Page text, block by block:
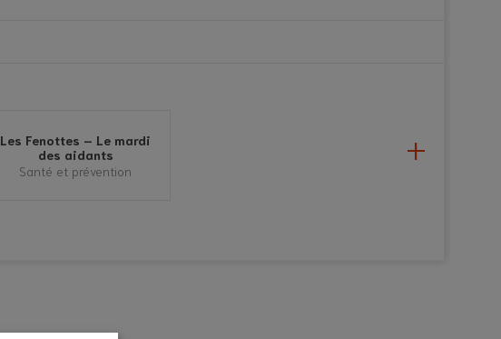
Les Fenottes – Le mardi
des aidants
Santé et prévention